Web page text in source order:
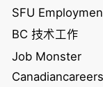
SFU
BC 技术工作
Job Monster
Canadiancareers